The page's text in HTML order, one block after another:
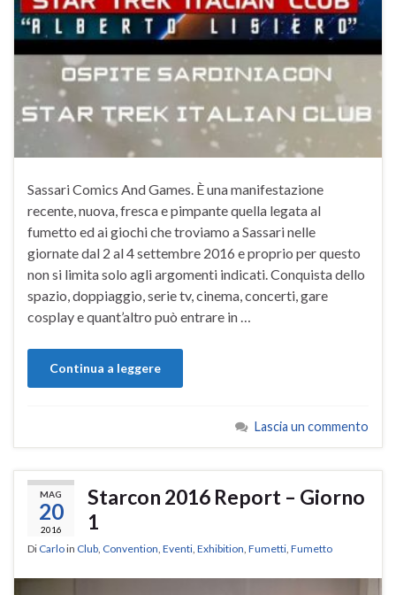
Sassari Comics And Games. È una manifestazione
recente, nuova, fresca e pimpante quella legata al
fumetto ed ai giochi che troviamo a Sassari nelle
giornate dal 2 al 4 settembre 2016 e proprio per questo
non si limita solo agli argomenti indicati. Conquista dello
spazio, doppiaggio, serie tv, cinema, concerti, gare
cosplay e quant’altro può entrare in …
Continua a leggere
Lascia un commento
MAG
20
2016
Starcon 2016 Report – Giorno
1
Di Carloin Club, Convention, Eventi, Exhibition, Fumetti, Fumetto